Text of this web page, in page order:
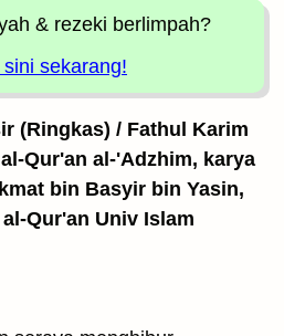
& rezeki berlimpah?
sini sekarang!
(Ringkas) / Fathul Karim
Qur'an al-'Adzhim, karya
bin Basyir bin Yasin,
Qur'an Univ Islam